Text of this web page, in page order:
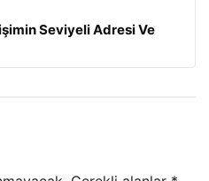
Seviyeli Adresi Ve